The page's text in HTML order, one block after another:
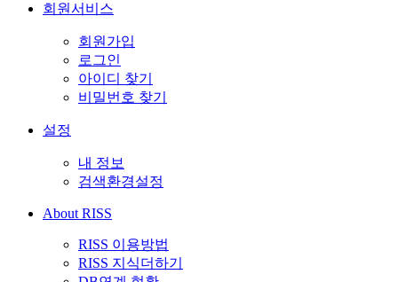
회원서비스
회원가입
로그인
아이디 찾기
비밀번호 찾기
설정
내 정보
검색환경설정
About RISS
RISS 이용방법
RISS 지식더하기